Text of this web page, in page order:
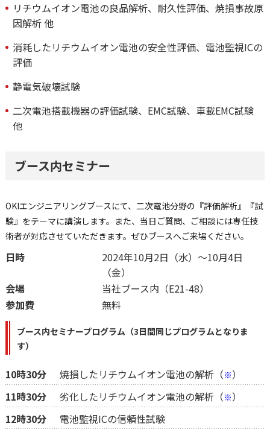
リチウムイオン電池の良品解析、耐久性評価、焼損事故原
因解析 他
消耗したリチウムイオン電池の安全性評価、電池監視ICの
評価
静電気破壊試験
二次電池搭載機器の評価試験、EMC試験、車載EMC試験
他
ブース内セミナー
OKIエンジニアリングブースにて、二次電池分野の『評価解析』『試
験』をテーマに講演します。また、当日ご質問、ご相談には専任技
術者が対応させていただきます。ぜひブースへご来場ください。
日時
2024年10月2日（水）～10月4日
（金）
会場
当社ブース内（E21-48）
参加費
無料
ブース内セミナープログラム（3日間同じプログラムとなりま
す）
10時30分 焼損したリチウムイオン電池の解析（※）
11時30分
劣化したリチウムイオン電池の解析（※）
12時30分
電池監視ICの信頼性試験